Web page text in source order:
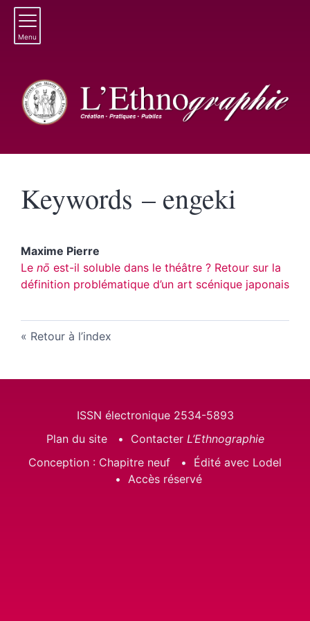
Menu
Keywords – engeki
Maxime Pierre
Le nō est-il soluble dans le théâtre ? Retour sur la
définition problématique d’un art scénique japonais
Retour à l’index
ISSN électronique 2534-5893
Plan du site
Contacter L’Ethnographie
Conception : Chapitre neuf
Édité avec Lodel
Accès réservé